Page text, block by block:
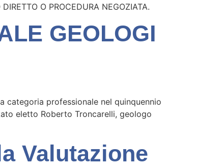
O PROCEDURA NEGOZIATA.
GEOLOGI
categoria professionale nel quinquennio
eletto Roberto Troncarelli, geologo
Valutazione